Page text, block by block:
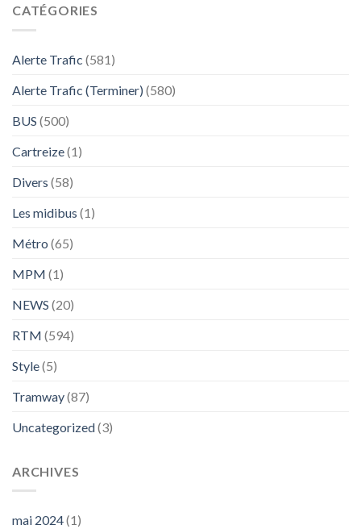
CATÉGORIES
Alerte Trafic (581)
Alerte Trafic (Terminer) (580)
BUS (500)
Cartreize(1)
Divers (58)
Les midibus (1)
Métro (65)
MPM (1)
NEWS (20)
RTM (594)
Style(5)
Tramway(87)
Uncategorized(3)
ARCHIVES
mai 2024(1)